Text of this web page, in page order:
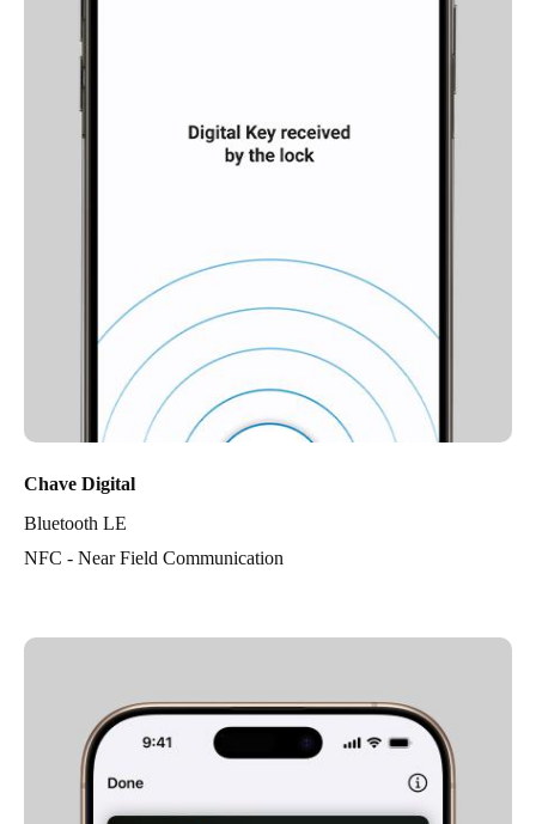
Chave Digital
Bluetooth LE
NFC - Near Field Communication